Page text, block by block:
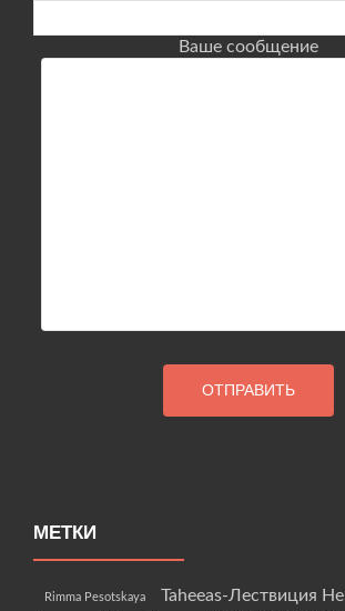
Ваше сообщение
МЕТКИ
Rimma Pesotskaya Taheeas-Лествиция